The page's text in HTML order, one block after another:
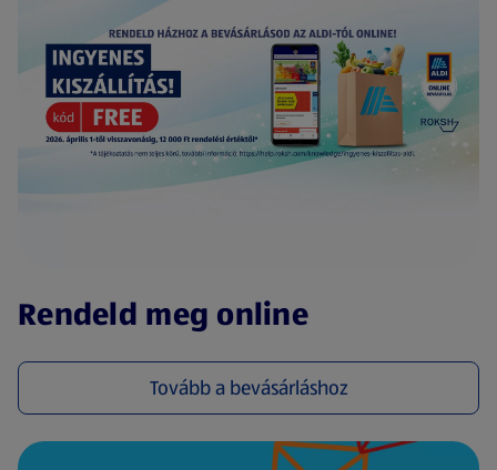
Rendeld meg online
Tovább a bevásárláshoz
(új oldalon nyílik meg)